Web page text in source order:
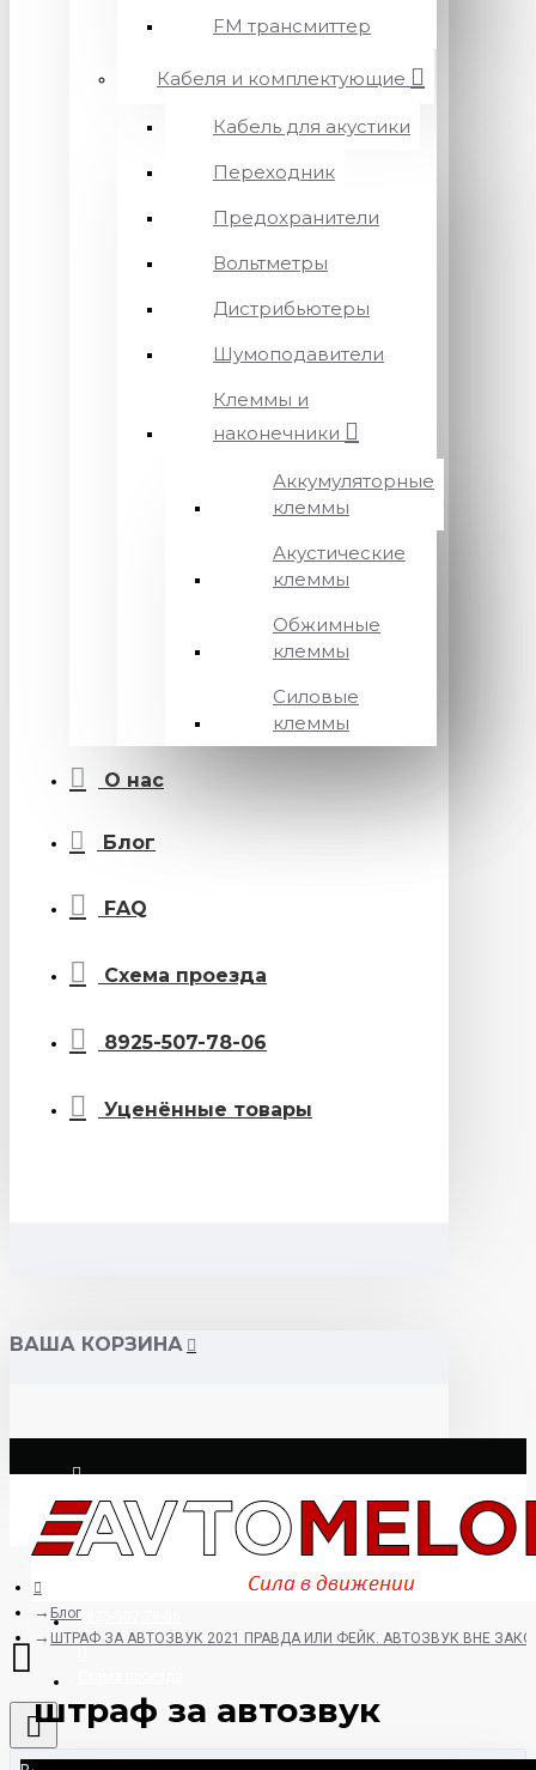
FM трансмиттер
Кабеля и комплектующие
Кабель для акустики
Переходник
Предохранители
Вольтметры
Дистрибьютеры
Шумоподавители
Клеммы и
наконечники
Аккумуляторные
клеммы
Акустические
клеммы
Обжимные
клеммы
Силовые
клеммы
О нас
Блог
FAQ
Схема проезда
8925-507-78-06
Уценённые товары
ВАША КОРЗИНА
Логин
Регистрация
8925-507-78-06
Блог
ШТРАФ ЗА АВТОЗВУК 2021 ПРАВДА ИЛИ ФЕЙК. АВТОЗВУК ВНЕ
штраф за автозвук